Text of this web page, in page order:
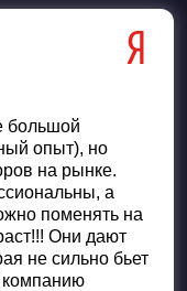
большой
опыт), но
на рынке.
а
поменять на
Они дают
не сильно бьет
компанию